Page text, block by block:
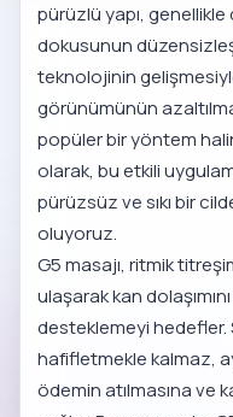
pürüzlü yapı, genellikle
dokusunun
teknolojinin
görünümünün
popüler bir yöntem
olarak, bu etkili
pürüzsüz ve sıkı bir
oluyoruz.
G5 masajı, ritmik
ulaşarak kan
desteklemeyi
hafifletmekle kalmaz,
ödemin atılmasına ve